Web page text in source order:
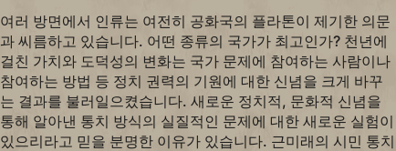
여러 방면에서 인류는 여전히 공화국의 플라톤이 제기한 의문
과 씨름하고 있습니다. 어떤 종류의 국가가 최고인가? 천년에
걸친 가치와 도덕성의 변화는 국가 문제에 참여하는 사람이나
참여하는 방법 등 정치 권력의 기원에 대한 신념을 크게 바꾸
는 결과를 불러일으켰습니다. 새로운 정치적, 문화적 신념을
통해 알아낸 통치 방식의 실질적인 문제에 대한 새로운 실험이
있으리라고 믿을 분명한 이유가 있습니다. 근미래의 시민 통치